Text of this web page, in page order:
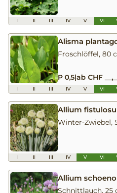
I II III IV V VI
Alisma
Froschlöffel, 80
P 0,5|ab CHF __,__
I II III IV V VI
Allium
Winter-Zwiebel,
I II III IV V VI
Allium
Schnittlauch, 25